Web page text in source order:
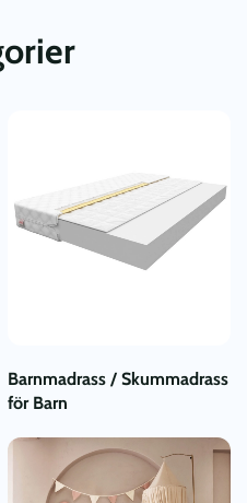
Barnmadrass / Skummadrass
för Barn